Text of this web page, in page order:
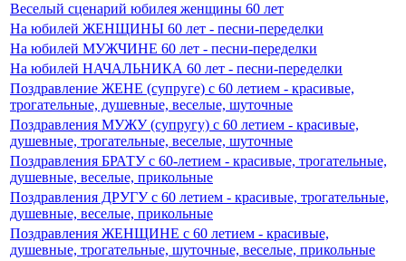
Веселый сценарий юбилея женщины 60 лет
На юбилей ЖЕНЩИНЫ 60 лет - песни-переделки
На юбилей МУЖЧИНЕ 60 лет - песни-переделки
На юбилей НАЧАЛЬНИКА 60 лет - песни-переделки
Поздравление ЖЕНЕ (супруге) с 60 летием - красивые,
трогательные, душевные, веселые, шуточные
Поздравления МУЖУ (супругу) с 60 летием - красивые,
душевные, трогательные, веселые, шуточные
Поздравления БРАТУ c 60-летием - красивые, трогательные,
душевные, веселые, прикольные
Поздравления ДРУГУ с 60 летием - красивые, трогательные,
душевные, веселые, прикольные
Поздравления ЖЕНЩИНЕ с 60 летием - красивые,
душевные, трогательные, шуточные, веселые, прикольные